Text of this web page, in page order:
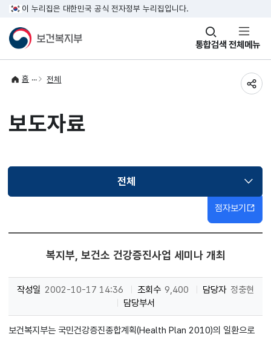
이 누리집은 대한민국 공식 전자정부 누리집입니다.
통합검색
창
열기 전체메뉴
홈 전체
보도자료
전체선택됨
점자보기
복지부, 보건소 건강증진사업 세미나 개최
작성일 2002-10-17 14:36 조회수 9,400 담당자 정충현
담당부서
보건복지부는 국민건강증진종합계획(Health Plan 2010)의 일환으로